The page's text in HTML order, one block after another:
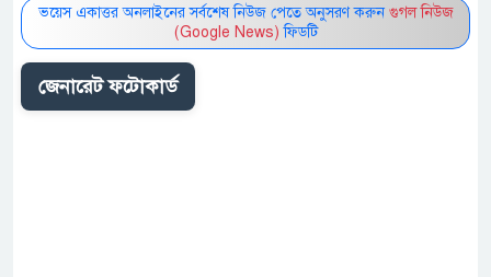
ভয়েস একাত্তর অনলাইনের সর্বশেষ নিউজ পেতে অনুসরণ করুন গুগল নিউজ
(Google News) ফিডটি
জেনারেট ফটোকার্ড